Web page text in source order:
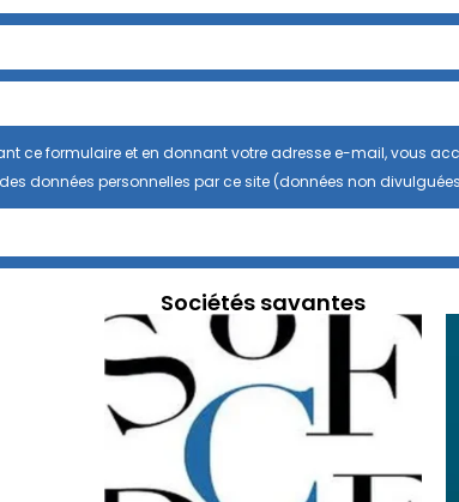
ce formulaire et en donnant votre adresse e-mail, vous
données personnelles par ce site (données non
Sociétés savantes